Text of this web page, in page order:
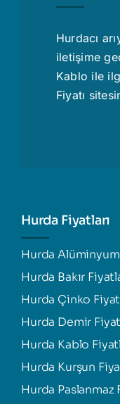
Hurdacı
iletişime
Kablo ile
Fiyatı
Hurda Fiyatları
Hurda Alüminyum
Hurda Bakır
Hurda Çinko
Hurda Demir
Hurda Kablo
Hurda Kurşun
Hurda Paslanmaz